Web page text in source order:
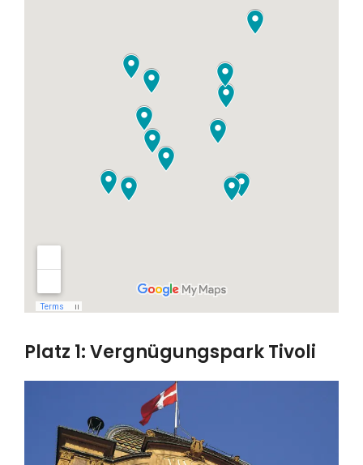
Platz 1: Vergnügungspark Tivoli